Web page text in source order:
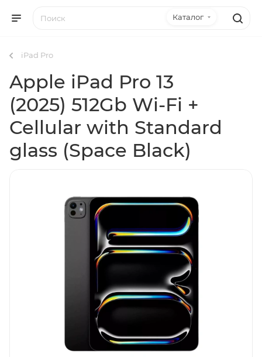
Каталог
iPad Pro
Apple iPad Pro 13
(2025) 512Gb Wi-Fi +
Cellular with Standard
glass (Space Black)